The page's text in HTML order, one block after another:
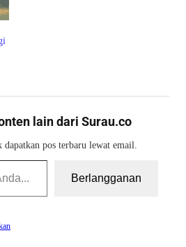
lain dari Surau.co
pos terbaru lewat email.
Berlangganan